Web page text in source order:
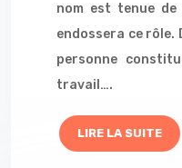
nom est tenue de
endossera ce rôle.
personne
travail….
LIRE LA SUITE